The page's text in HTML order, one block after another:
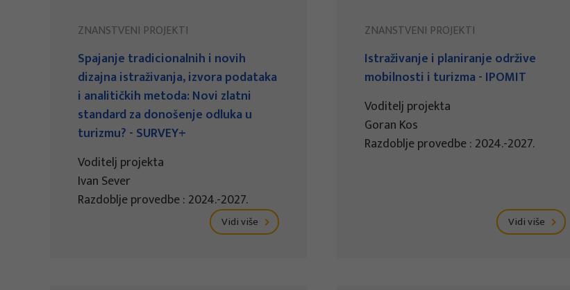
ZNANSTVENI PROJEKTI
Spajanje tradicionalnih i novih
dizajna istraživanja, izvora podataka
i analitičkih metoda: Novi zlatni
standard za donošenje odluka u
turizmu? - SURVEY+
Voditelj projekta
Ivan Sever
Razdoblje provedbe : 2024.-2027.
Vidi više
ZNANSTVENI PROJEKTI
Istraživanje i planiranje održive
mobilnosti i turizma - IPOMIT
Voditelj projekta
Goran Kos
Razdoblje provedbe : 2024.-2027.
Vidi više